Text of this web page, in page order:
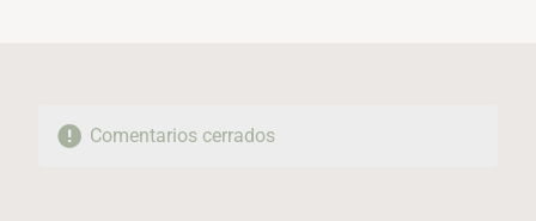
Comentarios cerrados